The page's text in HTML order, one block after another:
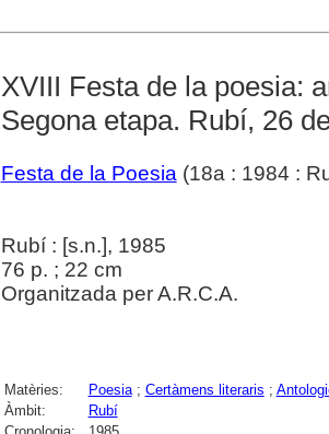
XVIII Festa de la poesia:
Segona etapa. Rubí, 26
Festa de la Poesia (18a : 1984 :
Rubí : [s.n.], 1985
76 p. ; 22 cm
Organitzada per A.R.C.A.
Matèries: Poesia; Certàmens literaris ;
Àmbit:
Rubí
Cronologia:
1985